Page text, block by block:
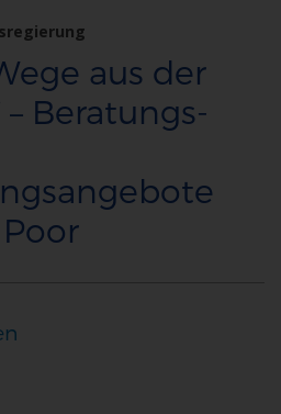
aus der
Beratungs-